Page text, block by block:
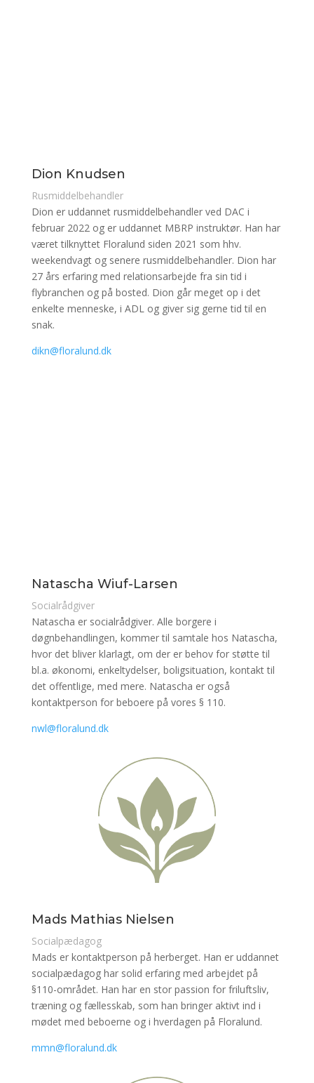
Dion Knudsen
Rusmiddelbehandler
Dion er uddannet rusmiddelbehandler ved DAC i
februar 2022 og er uddannet MBRP instruktør. Han har
været tilknyttet Floralund siden 2021 som hhv.
weekendvagt og senere rusmiddelbehandler. Dion har
27 års erfaring med relationsarbejde fra sin tid i
flybranchen og på bosted. Dion går meget op i det
enkelte menneske, i ADL og giver sig gerne tid til en
snak.
dikn@floralund.dk
Natascha Wiuf-Larsen
Socialrådgiver
Natascha er socialrådgiver. Alle borgere i
døgnbehandlingen, kommer til samtale hos Natascha,
hvor det bliver klarlagt, om der er behov for støtte til
bl.a. økonomi, enkeltydelser, boligsituation, kontakt til
det offentlige, med mere. Natascha er også
kontaktperson for beboere på vores § 110.
nwl@floralund.dk
Mads Mathias Nielsen
Socialpædagog
Mads er kontaktperson på herberget. Han er uddannet
socialpædagog har solid erfaring med arbejdet på
§110-området. Han har en stor passion for friluftsliv,
træning og fællesskab, som han bringer aktivt ind i
mødet med beboerne og i hverdagen på Floralund.
mmn@floralund.dk